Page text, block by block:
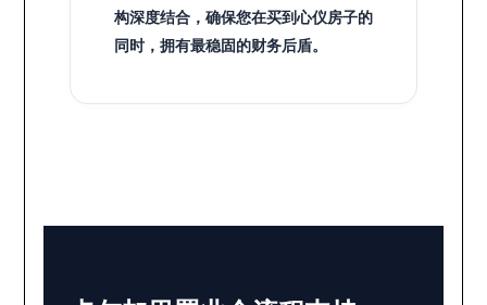
构深度结合，确保您在买到心仪房子的
同时，拥有最稳固的财务后盾。